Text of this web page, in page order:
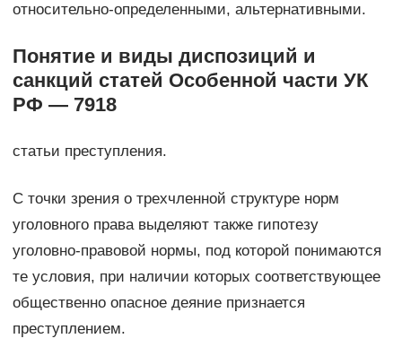
относительно-определенными, альтернативными.
Понятие и ви­ды диспозиций и
санкций статей Особенной части УК
РФ — 7918
статьи преступления.
С точки зрения о трехчленной структуре норм
уголовного права выделяют также гипотезу
уголовно-правовой нормы, под которой понимаются
те условия, при наличии которых соответствующее
общественно опасное деяние признается
преступлением.